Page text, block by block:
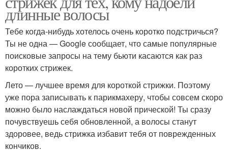
длинные волосы
Тебе когда-нибудь хотелось очень коротко подстричься?
Ты не одна — Google сообщает, что самые популярные
поисковые запросы на тему бьюти касаются как раз
коротких стрижек.
Лето — лучшее время для короткой стрижки. Поэтому
уже пора записывать к парикмахеру, чтобы совсем скоро
можно было наслаждаться новой прической! Ты сразу
почувствуешь себя обновленной, а волосы станут
здоровее, ведь стрижка избавит тебя от поврежденных
кончиков.